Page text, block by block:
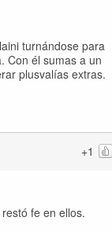
turnándose para
Con él sumas a un
plusvalías extras.
+1
fe en ellos.